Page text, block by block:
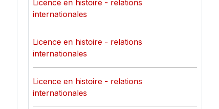
Licence en histoire - relations
internationales
Licence en histoire - relations
internationales
Licence en histoire - relations
internationales